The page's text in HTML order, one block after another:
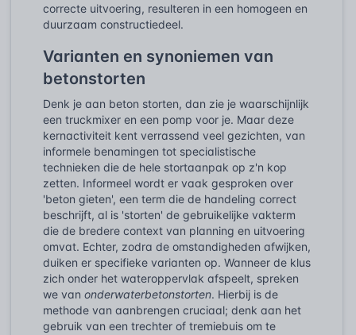
correcte uitvoering, resulteren in een homogeen en
duurzaam constructiedeel.
Varianten en synoniemen van
betonstorten
Denk je aan beton storten, dan zie je waarschijnlijk
een truckmixer en een pomp voor je. Maar deze
kernactiviteit kent verrassend veel gezichten, van
informele benamingen tot specialistische
technieken die de hele stortaanpak op z'n kop
zetten. Informeel wordt er vaak gesproken over
'beton gieten', een term die de handeling correct
beschrijft, al is 'storten' de gebruikelijke vakterm
die de bredere context van planning en uitvoering
omvat. Echter, zodra de omstandigheden afwijken,
duiken er specifieke varianten op. Wanneer de klus
zich onder het wateroppervlak afspeelt, spreken
we van onderwaterbetonstorten. Hierbij is de
methode van aanbrengen cruciaal; denk aan het
gebruik van een trechter of tremiebuis om te